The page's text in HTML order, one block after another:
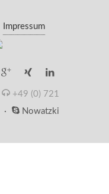
Impressum
+49 (0) 721
· Nowatzki